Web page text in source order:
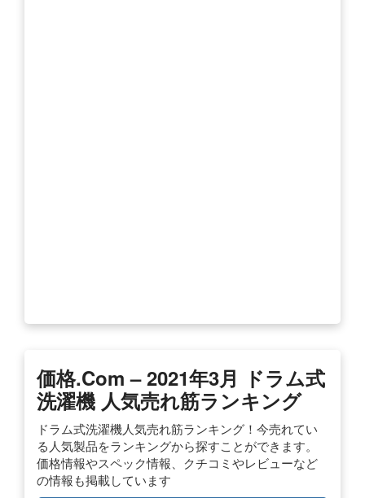
価格.com – 2021年3月 ドラム式
洗濯機 人気売れ筋ランキング
ドラム式洗濯機人気売れ筋ランキング！今売れてい
る人気製品をランキングから探すことができます。
価格情報やスペック情報、クチコミやレビューなど
の情報も掲載しています